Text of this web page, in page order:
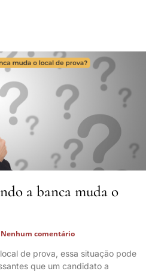
a banca muda o
Nenhum comentário
de prova, essa situação pode
que um candidato a